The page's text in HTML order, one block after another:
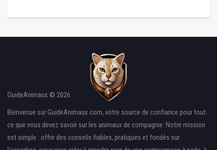
GuideAnimaux © 2026.
Bienvenue sur GuideAnimaux.com, votre source de confiance pour tout
ce que vous devez savoir sur les animaux de compagnie. Notre mission
est simple : offrir des conseils fiables, pratiques et fondés sur